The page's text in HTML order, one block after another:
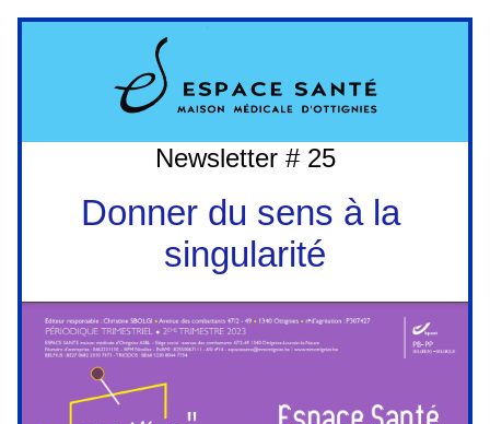
Newsletter # 25
Donner du sens à la
singularité